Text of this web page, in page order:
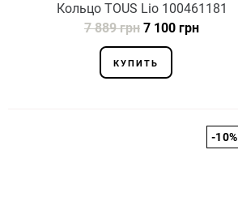
Кольцо TOUS Lio 100461181
7 889 грн 7 100 грн
КУПИТЬ
-10%